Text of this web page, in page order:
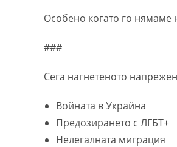
Особено когато го нямаме
###
Сега нагнетеното
Войната в Украйна
Предозирането с ЛГБТ+
Нелегалната миграция